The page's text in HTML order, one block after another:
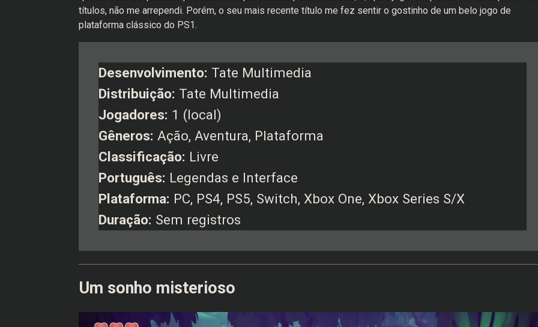
títulos, não me arrependi. Porém, o seu mais recente título me fez sentir o gostinho de um belo jogo de
plataforma clássico do PS1.
Desenvolvimento: Tate Multimedia
Distribuição: Tate Multimedia
Jogadores: 1 (local)
Gêneros: Ação, Aventura, Plataforma
Classificação: Livre
Português: Legendas e Interface
Plataforma: PC, PS4, PS5, Switch, Xbox One, Xbox Series S/X
Duração: Sem registros
Um sonho misterioso